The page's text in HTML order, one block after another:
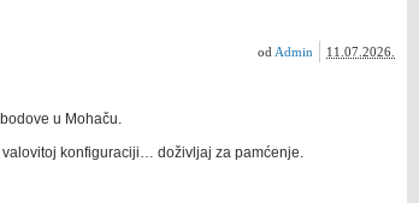
11.07.2026.
od Admin
u Mohaču.
konfiguraciji… doživljaj za pamćenje.